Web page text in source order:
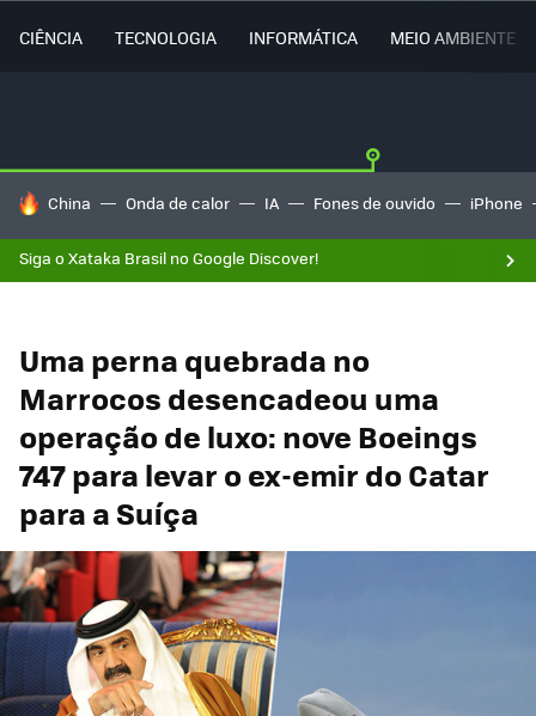
CIÊNCIA TECNOLOGIA INFORMÁTICA MEIO AMBIENTE
TENDÊNCIAS DO DIA
China Onda de calor IA Fones de ouvido iPhone
Siga o Xataka Brasil no Google Discover!
Uma perna quebrada no
Marrocos desencadeou uma
operação de luxo: nove Boeings
747 para levar o ex-emir do Catar
para a Suíça